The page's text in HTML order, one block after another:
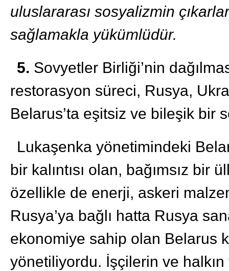
uluslararası sosyalizmin
sağlamakla yükümlüdür.
5. Sovyetler Birliği’nin
restorasyon süreci, Rusya,
Belarus’ta eşitsiz ve bileşik bir
Lukaşenka yönetimindeki
bir kalıntısı olan, bağımsız bir
özellikle de enerji, askeri
Rusya’ya bağlı hatta Rusya
ekonomiye sahip olan Belarus
yönetiliyordu. İşçilerin ve